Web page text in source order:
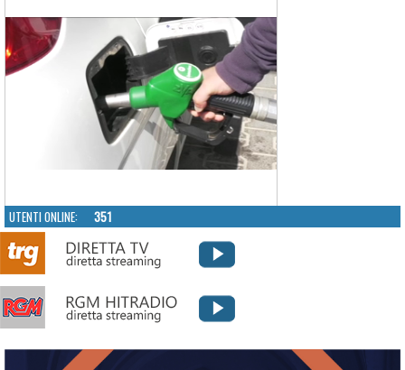
UTENTI ONLINE: 351